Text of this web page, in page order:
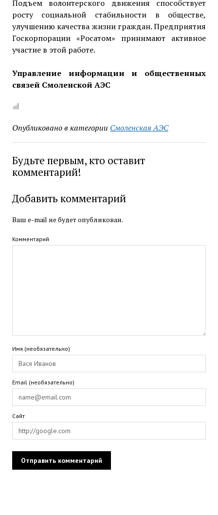
Подъем волонтерского движения способствует
росту социальной стабильности в обществе,
улучшению качества жизни граждан. Предприятия
Госкорпорации «Росатом» принимают активное
участие в этой работе.
Управление информации и общественных
связей Смоленской АЭС
Опубликовано в категории Смоленская АЭС
Будьте первым, кто оставит
комментарий!
Добавить комментарий
Ваш e-mail не будет опубликован.
Комментарий
Имя (необязательно)
Email (необязательно)
Сайт